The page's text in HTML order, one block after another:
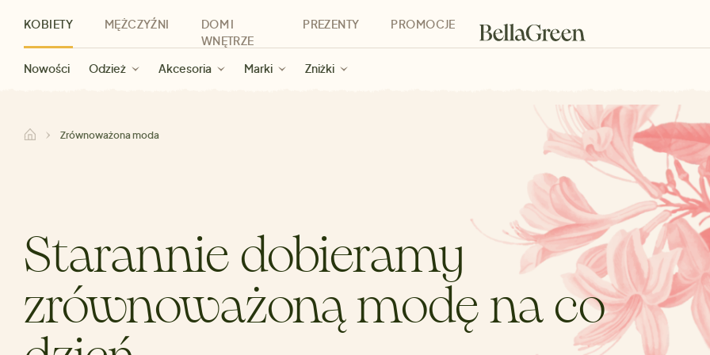
KOBIETY
Nowości Odzież Akcesoria Marki Zniżki
MĘŻCZYŹNI
Nowości Odzież Marki Zniżki
DOM I
WNĘTRZE
PREZENTY
Dla kobiet Dla mężczyzn Dla dzieci Dla wszystkich
PROMOCJE
Wyprzedaż dla kobiet Wyprzedaż dla mężczyzn
Zrównoważona moda
Starannie dobieramy
zrównoważoną modę na co